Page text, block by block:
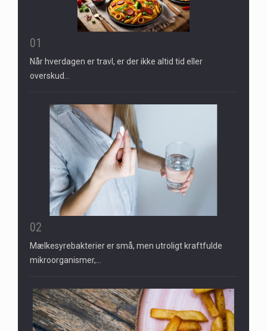
01
Når hverdagen er travl, er der ikke altid tid eller
overskud…
02
Mælkesyrebakterier er små, men utroligt kraftfulde
mikroorganismer,…